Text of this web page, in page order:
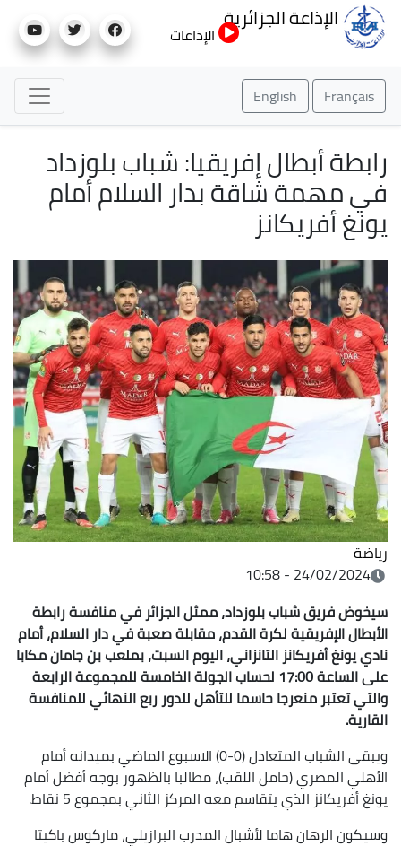
إلى
الإذاعة الجزائرية
الإذاعات
Français
English
رابطة أبطال إفريقيا: شباب بلوزداد
في مهمة شاقة بدار السلام أمام
يونغ أفريكانز
رياضة
24/02/2024 - 10:58
سيخوض فريق شباب بلوزداد، ممثل الجزائر في منافسة رابطة
الأبطال الإفريقية لكرة القدم، مقابلة صعبة في دار السلام، أمام
نادي يونغ أفريكانز التانزاني، اليوم السبت، بملعب بن جامان مكابا
على الساعة 17:00 لحساب الجولة الخامسة للمجموعة الرابعة
والتي تعتبر منعرجا حاسما للتأهل للدور ربع النهائي للمنافسة
القارية.
ويبقى الشباب المتعادل (0-0) الاسبوع الماضي بميدانه أمام
الأهلي المصري (حامل اللقب)، مطالبا بالظهور بوجه أفضل أمام
يونغ أفريكانز الذي يتقاسم معه المركز الثاني بمجموع 5 نقاط.
وسيكون الرهان هاما لأشبال المدرب البرازيلي، ماركوس باكيتا